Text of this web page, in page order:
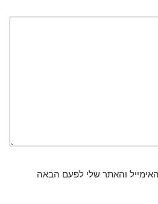
והאתר שלי לפעם הבאה